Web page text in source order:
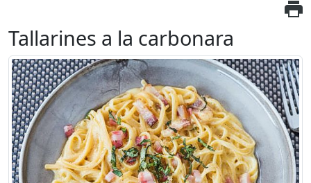
Tallarines a la carbonara